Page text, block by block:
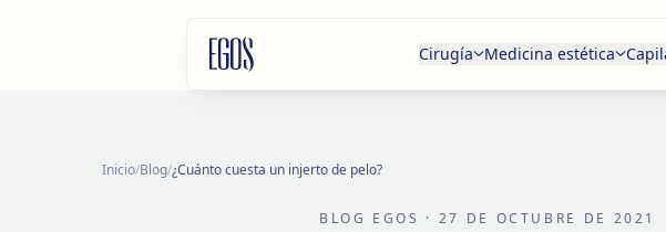
Cirugía Medicina estética
Inicio/Blog/¿Cuánto cuesta un injerto de pelo?
BLOG EGOS · 27 DE OCTUBRE DE 2021